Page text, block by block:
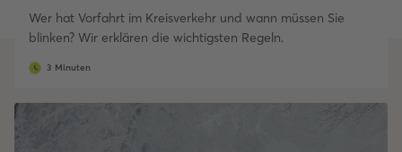
Wer hat Vorfahrt im Kreisverkehr und wann müssen Sie
blinken? Wir erklären die wichtigsten Regeln.
3 Minuten